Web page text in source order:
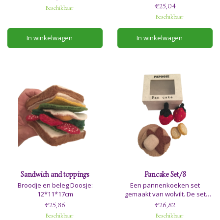
Beschikbaar
In winkelwagen
verse aanvulling op ons
assortiment.
€25,04
Beschikbaar
In winkelwagen
Sandwich and toppings
Broodje en beleg Doosje:
12*11*17cm
€25,86
Beschikbaar
Pancake Set/8
Een pannenkoeken set
gemaakt van wolvilt. De set
bestaat uit pannenkoeken en
heerlijk beleg en wordt
€26,82
Beschikbaar